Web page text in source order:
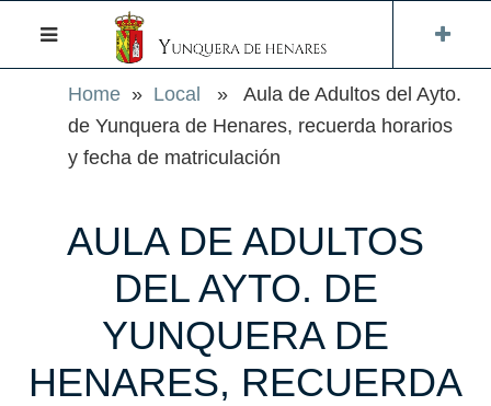
Home » Local
» Aula de Adultos del Ayto.
de Yunquera de Henares, recuerda horarios
y fecha de matriculación
AULA DE ADULTOS
DEL AYTO. DE
YUNQUERA DE
HENARES, RECUERDA